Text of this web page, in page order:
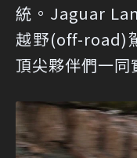
統。Jaguar
越野(off-road)
頂尖夥伴們一同